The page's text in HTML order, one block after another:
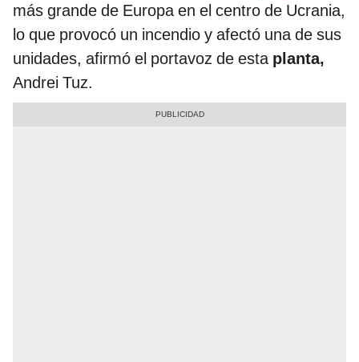
más grande de Europa en el centro de Ucrania,
lo que provocó un incendio y afectó una de sus
unidades, afirmó el portavoz de esta planta,
Andrei Tuz.